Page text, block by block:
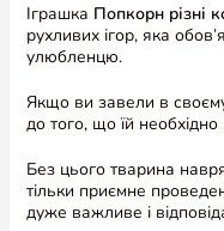
Іграшка Попкорн різні
рухливих ігор, яка
улюбленцю.
Якщо ви завели в
до того, що їй
Без цього тварина
тільки приємне
дуже важливе і